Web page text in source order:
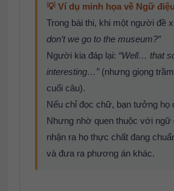
💡 Ví dụ minh họa về Ngữ
Trong bài thi, khi một người đề
don’t we go to the museum?”
Người kia đáp lại: “Well… that
interesting…”(nhưng giọng
cuối câu).
Nếu chỉ đọc chữ, bạn tưởng họ
Nhưng nhờ quen thuộc với ngữ
nhận ra họ thực chất đang
và đưa ra phương án khác.